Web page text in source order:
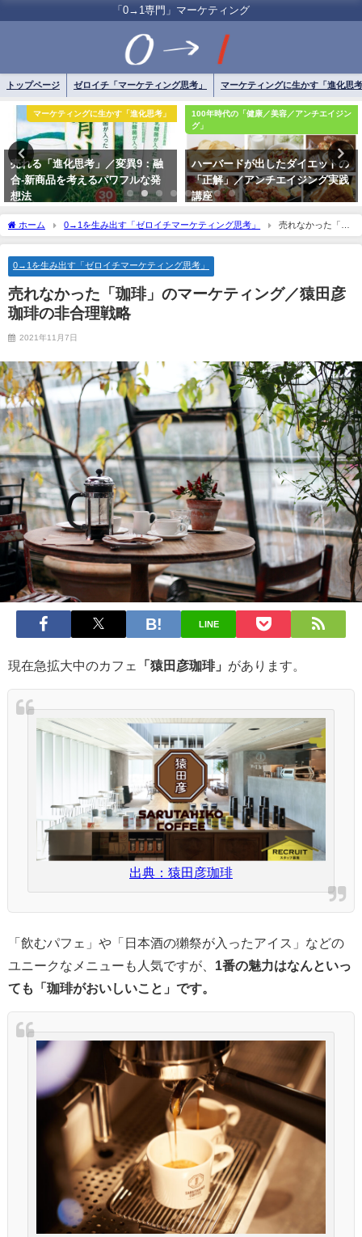
「0→1専門」マーケティング
トップページ ゼロイチ「マーケティング思考」 マーケティングに生かす「進化思
マーケティングに生かす「進化思考」
売れる「進化思考」／変異9：融
合-新商品を考えるパワフルな発
想法
100年時代の「健康／美容／アンチエイジン
グ」
ハーバードが出したダイエットの
「正解」／アンチエイジング実践
講座
ホーム 0→1を生み出す「ゼロイチマーケティング思考」
売れなかった「珈
琲」のマーケティング／猿田彦珈琲の非合理戦略
0→1を生み出す「ゼロイチマーケティング思考」
売れなかった「珈琲」のマーケティング／猿田彦
珈琲の非合理戦略
2021年11月7日
LINE
現在急拡大中のカフェ 「猿田彦珈琲」 があります。
出典：猿田彦珈琲
「飲むパフェ」や「日本酒の獺祭が入ったアイス」などの
ユニークなメニューも人気ですが、 1番の魅力はなんといっ
ても「珈琲がおいしいこと」です。